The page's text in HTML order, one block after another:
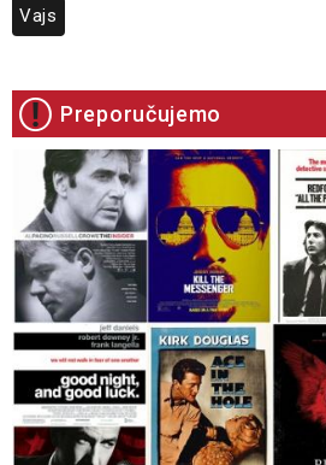
Vajs
Preporučujemo